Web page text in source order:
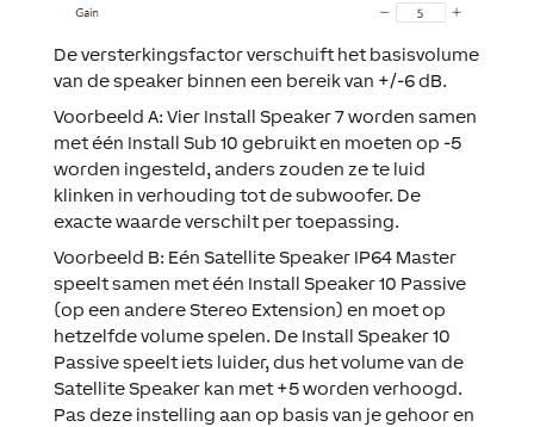
De versterkingsfactor verschuift het basisvolume
van de speaker binnen een bereik van +/-6 dB.
Voorbeeld A: Vier Install Speaker 7 worden samen
met één Install Sub 10 gebruikt en moeten op -5
worden ingesteld, anders zouden ze te luid
klinken in verhouding tot de subwoofer. De
exacte waarde verschilt per toepassing.
Voorbeeld B: Eén Satellite Speaker IP64 Master
speelt samen met één Install Speaker 10 Passive
(op een andere Stereo Extension) en moet op
hetzelfde volume spelen. De Install Speaker 10
Passive speelt iets luider, dus het volume van de
Satellite Speaker kan met +5 worden verhoogd.
Pas deze instelling aan op basis van je gehoor en